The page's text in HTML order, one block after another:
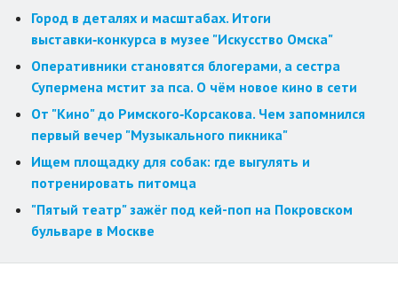
Город в деталях и масштабах. Итоги
выставки‑конкурса в музее "Искусство Омска"
Оперативники становятся блогерами, а сестра
Супермена мстит за пса. О чём новое кино в сети
От "Кино" до Римского‑Корсакова. Чем запомнился
первый вечер "Музыкального пикника"
Ищем площадку для собак: где выгулять и
потренировать питомца
"Пятый театр" зажёг под кей-поп на Покровском
бульваре в Москве